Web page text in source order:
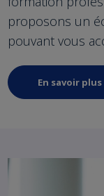
proposons un
pouvant vous
En savoir plus